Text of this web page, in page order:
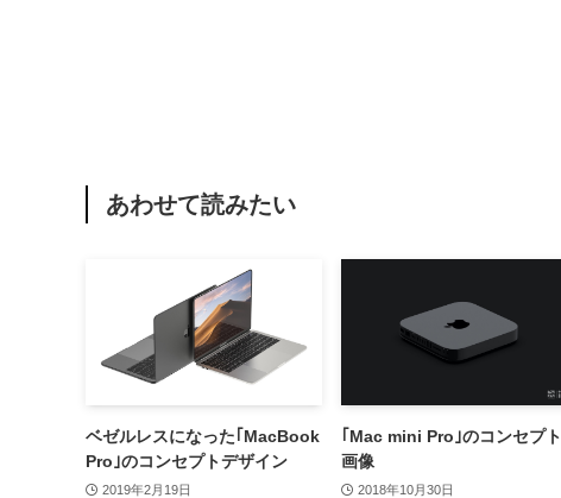
あわせて読みたい
ベゼルレスになった｢MacBook
Pro｣のコンセプトデザイン
2019年2月19日
｢Mac mini Pro｣のコンセプト
画像
2018年10月30日